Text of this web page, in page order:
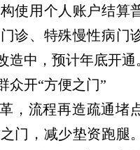
使用个人账户结算
诊、特殊慢性病门
造中，预计年底开通
众开“方便之门”
，流程再造疏通堵
门，减少垫资跑腿